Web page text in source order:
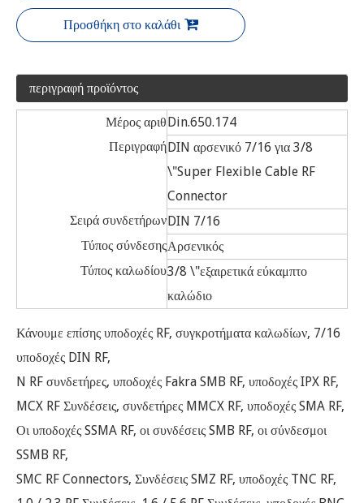
Προσθήκη στο καλάθι
περιγραφή προϊόντος
Μέρος αριθDin.650.174
ΠεριγραφήDIN αρσενικό 7/16 για 3/8
\"Super Flexible Cable RF
Connector
Σειρά συνδετήρωνDIN 7/16
Τύπος σύνδεσηςΑρσενικός
Τύπος καλωδίου3/8 \"εξαιρετικά εύκαμπτο
καλώδιο
Κάνουμε επίσης υποδοχές RF, συγκροτήματα καλωδίων, 7/16
υποδοχές DIN RF,
N RF συνδετήρες, υποδοχές Fakra SMB RF, υποδοχές IPX RF,
MCX RF Συνδέσεις, συνδετήρες MMCX RF, υποδοχές SMA RF,
Οι υποδοχές SSMA RF, οι συνδέσεις SMB RF, οι σύνδεσμοι
SSMB RF,
SMC RF Connectors, Συνδέσεις SMZ RF, υποδοχές TNC RF,